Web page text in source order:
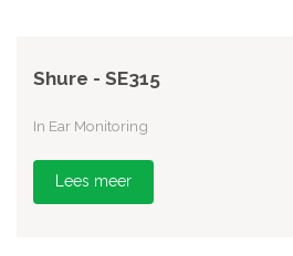
Shure - SE315
In Ear Monitoring
Lees meer